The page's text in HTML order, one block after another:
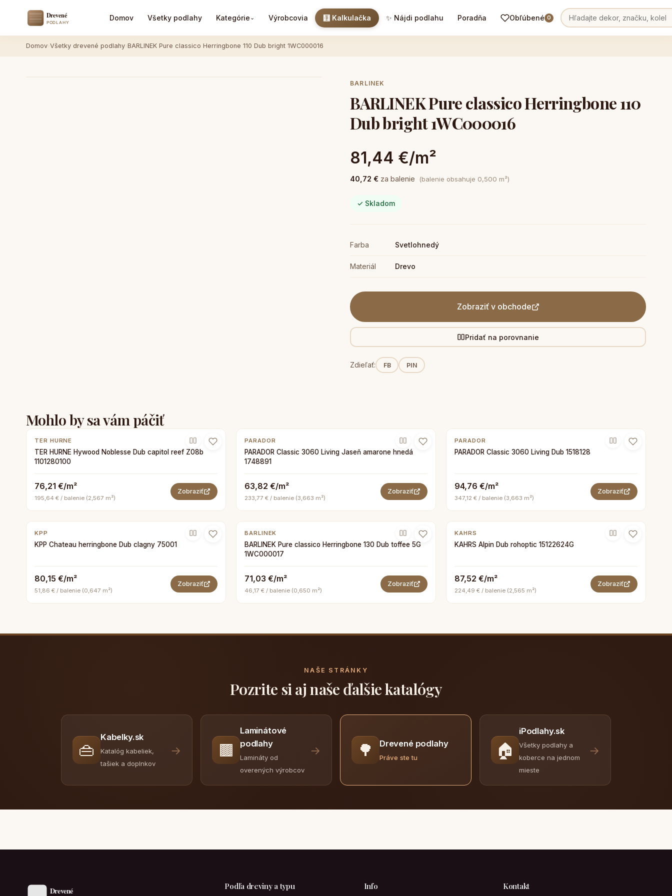
Domov Všetky podlahy Kategórie ⌄ Výrobcovia 🧮 Kalkulačka ✨ Nájdi podlahu Poradňa Obľúbené 0
Domov Všetky drevené podlahy BARLINEK Pure classico Herringbone 110 Dub bright 1WC000016
BARLINEK
BARLINEK Pure classico Herringbone 110
Dub bright 1WC000016
81,44 €/m²
40,72 € za balenie (balenie obsahuje 0,500 m²)
✓ Skladom
Farba Svetlohnedý
Materiál Drevo
Zobraziť v obchode
Pridať na porovnanie
Zdieľať: FB PIN
Mohlo by sa vám páčiť
TER HURNE
TER HURNE Hywood Noblesse Dub capitol reef Z08b
1101280100
76,21 €/m²
195,64 € / balenie (2,567 m²)
Zobraziť
PARADOR
PARADOR Classic 3060 Living Jaseň amarone hnedá
1748891
63,82 €/m²
233,77 € / balenie (3,663 m²)
Zobraziť
PARADOR
PARADOR Classic 3060 Living Dub 1518128
94,76 €/m²
347,12 € / balenie (3,663 m²)
Zobraziť
KPP
KPP Chateau herringbone Dub clagny 75001
80,15 €/m²
51,86 € / balenie (0,647 m²)
Zobraziť
BARLINEK
BARLINEK Pure classico Herringbone 130 Dub toffee 5G
1WC000017
71,03 €/m²
46,17 € / balenie (0,650 m²)
Zobraziť
KAHRS
KAHRS Alpin Dub rohoptic 15122624G
87,52 €/m²
224,49 € / balenie (2,565 m²)
Zobraziť
NAŠE STRÁNKY
Pozrite si aj naše ďalšie katalógy
👜
Kabelky.sk
Katalóg kabeliek,
tašiek a doplnkov
→ 🟫
Laminátové
podlahy
Lamináty od
overených výrobcov
→ 🌳 Drevené podlahy
Práve ste tu 🏠
iPodlahy.sk
Všetky podlahy a
koberce na jednom
mieste
→
Podľa dreviny a typu Info Kontakt